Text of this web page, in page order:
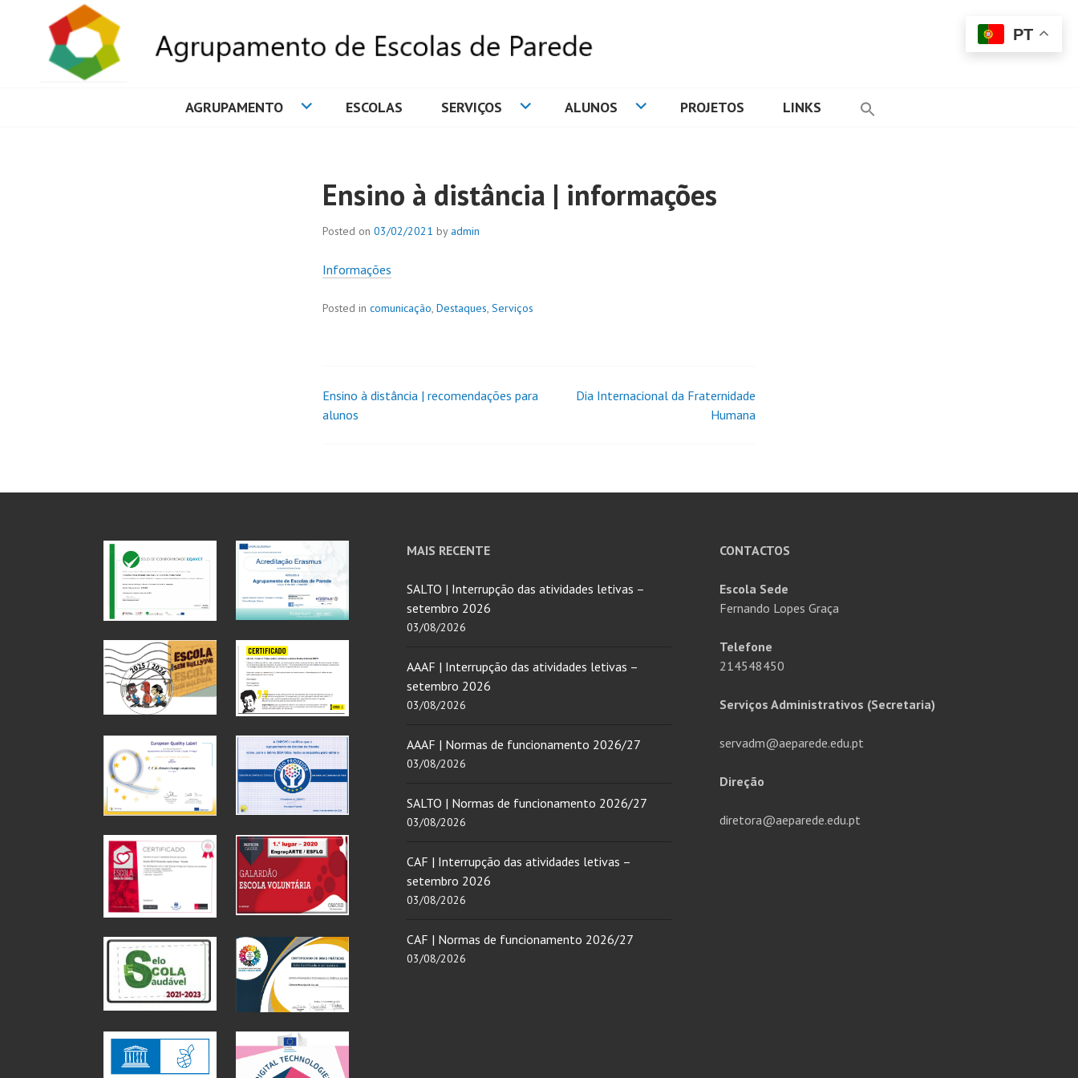
AGRUPAMENTO ESCOLAS SERVIÇOS ALUNOS PROJETOS LINKS
Ensino à distância | informações
Posted on 03/02/2021 by admin
Informações
Posted in comunicação, Destaques, Serviços
Ensino à distância | recomendações para
alunos
Dia Internacional da Fraternidade
Humana
MAIS RECENTE
SALTO | Interrupção das atividades letivas –
setembro 2026
03/08/2026
AAAF | Interrupção das atividades letivas –
setembro 2026
03/08/2026
AAAF | Normas de funcionamento 2026/27
03/08/2026
SALTO | Normas de funcionamento 2026/27
03/08/2026
CAF | Interrupção das atividades letivas –
setembro 2026
03/08/2026
CAF | Normas de funcionamento 2026/27
03/08/2026
CONTACTOS
Escola Sede
Fernando Lopes Graça
Telefone
214548450
Serviços Administrativos (Secretaria)
servadm@aeparede.edu.pt
Direção
diretora@aeparede.edu.pt
PT